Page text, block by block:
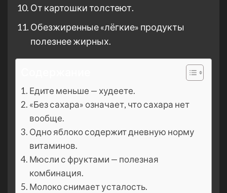
От картошки толстеют.
Обезжиренные «лёгкие» продукты
полезнее жирных.
Едите меньше — худеете.
«Без сахара» означает, что сахара нет
вообще.
Одно яблоко содержит дневную норму
витаминов.
Мюсли с фруктами — полезная
комбинация.
Молоко снимает усталость.